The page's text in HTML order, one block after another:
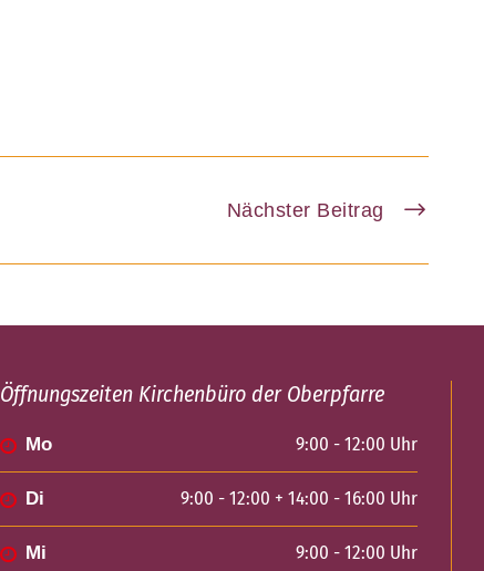
Nächster Beitrag
Öffnungszeiten Kirchenbüro der Oberpfarre
Mo 9:00 - 12:00 Uhr
Di 9:00 - 12:00 + 14:00 - 16:00 Uhr
Mi 9:00 - 12:00 Uhr